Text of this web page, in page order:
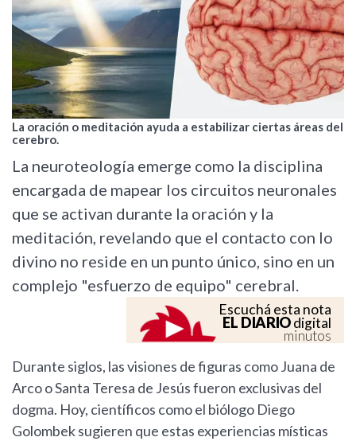
La oración o meditación ayuda a estabilizar ciertas áreas del
cerebro.
La neuroteología emerge como la disciplina
encargada de mapear los circuitos neuronales
que se activan durante la oración y la
meditación, revelando que el contacto con lo
divino no reside en un punto único, sino en un
complejo "esfuerzo de equipo" cerebral.
Escuchá esta nota
EL DIARIOdigital
minutos
Durante siglos, las visiones de figuras como Juana de
Arco o Santa Teresa de Jesús fueron exclusivas del
dogma. Hoy, científicos como el biólogo Diego
Golombek sugieren que estas experiencias místicas